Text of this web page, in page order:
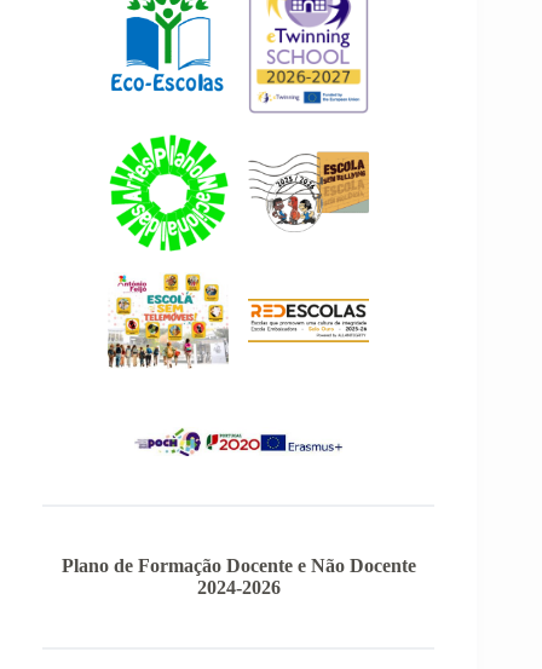
Plano de Formação Docente e Não Docente
2024-2026